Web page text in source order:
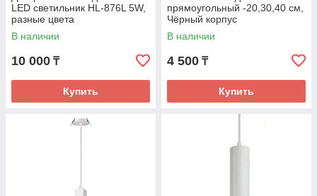
LED светильник HL-876L 5W,
разные цвета
В наличии
10 000 ₸
Купить
прямоугольный -20,30,40 см,
Чёрный корпус
В наличии
4 500 ₸
Купить